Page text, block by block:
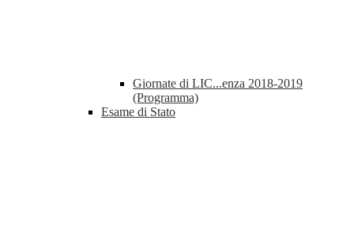
Giornate di LIC...enza 2018-2019
(Programma)
Esame di Stato